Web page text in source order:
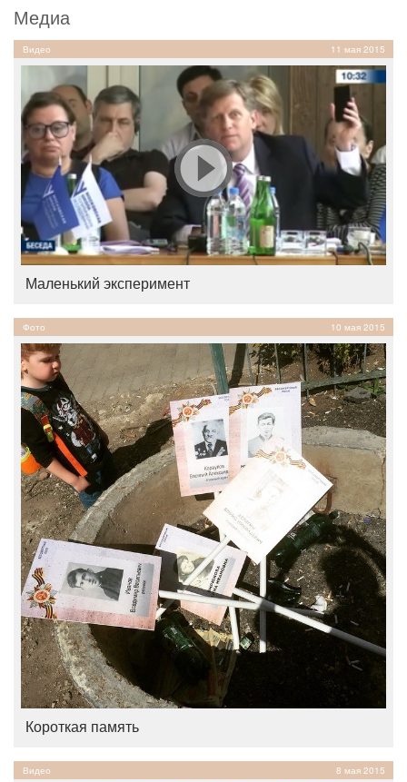
Медиа
Видео 11 мая 2015
Маленький эксперимент
Фото 10 мая 2015
Короткая память
Видео 8 мая 2015